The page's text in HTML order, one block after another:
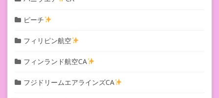
ピーチ
フィリピン航空
フィンランド航空CA
フジドリームエアラインズCA